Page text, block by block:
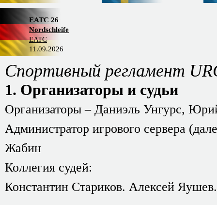
EATC 26
Nordschleife
EATC
11.09.2026
Спортивный регламент
1. Организаторы и судьи
Организаторы – Даниэль Унгурс,
Администратор игрового сервера
Жабин
Коллегия судей:
Константин Стариков. Алексей Яушев.